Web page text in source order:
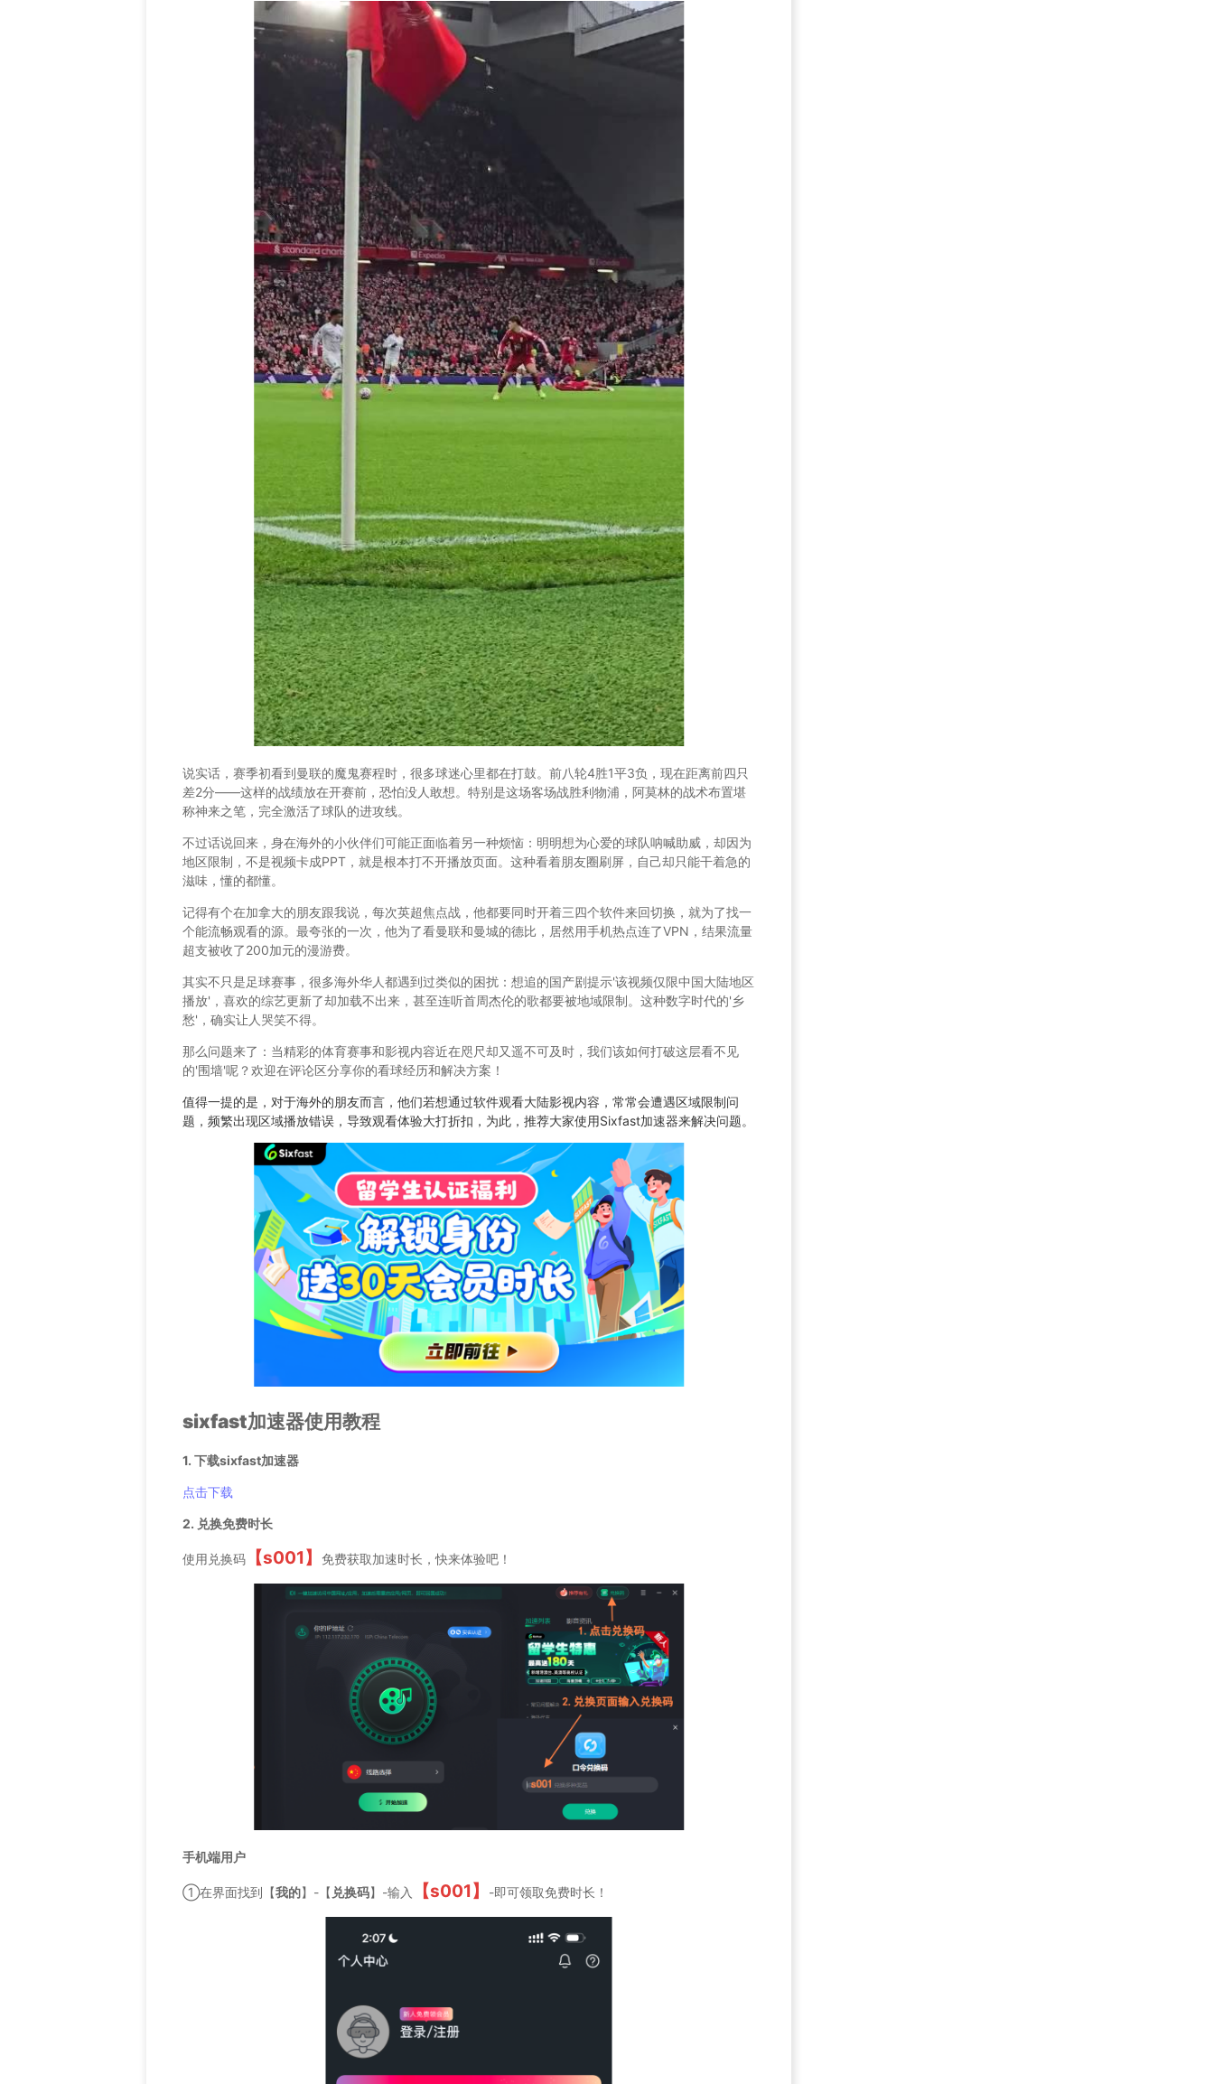
说实话，赛季初看到曼联的魔鬼赛程时，很多球迷心里都在打鼓。前八轮4胜1平3负，现在距离前四只
差2分——这样的战绩放在开赛前，恐怕没人敢想。特别是这场客场战胜利物浦，阿莫林的战术布置堪
称神来之笔，完全激活了球队的进攻线。
不过话说回来，身在海外的小伙伴们可能正面临着另一种烦恼：明明想为心爱的球队呐喊助威，却因为
地区限制，不是视频卡成PPT，就是根本打不开播放页面。这种看着朋友圈刷屏，自己却只能干着急的
滋味，懂的都懂。
记得有个在加拿大的朋友跟我说，每次英超焦点战，他都要同时开着三四个软件来回切换，就为了找一
个能流畅观看的源。最夸张的一次，他为了看曼联和曼城的德比，居然用手机热点连了VPN，结果流量
超支被收了200加元的漫游费。
其实不只是足球赛事，很多海外华人都遇到过类似的困扰：想追的国产剧提示'该视频仅限中国大陆地区
播放'，喜欢的综艺更新了却加载不出来，甚至连听首周杰伦的歌都要被地域限制。这种数字时代的'乡
愁'，确实让人哭笑不得。
那么问题来了：当精彩的体育赛事和影视内容近在咫尺却又遥不可及时，我们该如何打破这层看不见
的'围墙'呢？欢迎在评论区分享你的看球经历和解决方案！
值得一提的是，对于海外的朋友而言，他们若想通过软件观看大陆影视内容，常常会遭遇区域限制问
题，频繁出现区域播放错误，导致观看体验大打折扣，为此，推荐大家使用Sixfast加速器来解决问题。
sixfast加速器使用教程
1. 下载sixfast加速器
点击下载
2. 兑换免费时长
使用兑换码 【s001】 免费获取加速时长，快来体验吧！
手机端用户
①在界面找到【我的】-【 兑换码】-输入 【s001】 -即可领取免费时长！